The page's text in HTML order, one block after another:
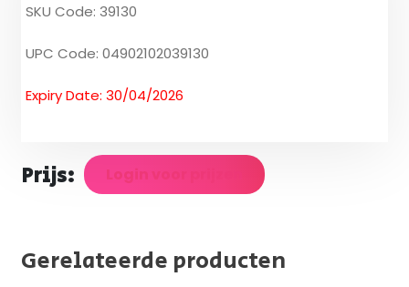
SKU Code: 39130
UPC Code: 04902102039130
Expiry Date: 30/04/2026
Prijs: Login voor prijzen
Gerelateerde producten